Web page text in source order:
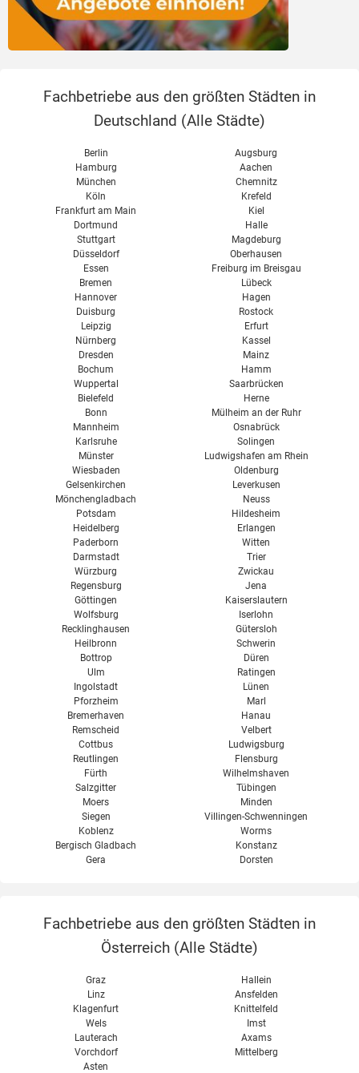
Fachbetriebe aus den größten Städten in
Deutschland (Alle Städte)
Berlin
Hamburg
München
Köln
Frankfurt am Main
Dortmund
Stuttgart
Düsseldorf
Essen
Bremen
Hannover
Duisburg
Leipzig
Nürnberg
Dresden
Bochum
Wuppertal
Bielefeld
Bonn
Mannheim
Karlsruhe
Münster
Wiesbaden
Gelsenkirchen
Mönchengladbach
Augsburg
Aachen
Chemnitz
Krefeld
Kiel
Halle
Magdeburg
Oberhausen
Freiburg im Breisgau
Lübeck
Hagen
Rostock
Erfurt
Kassel
Mainz
Hamm
Saarbrücken
Herne
Mülheim an der Ruhr
Osnabrück
Solingen
Ludwigshafen am Rhein
Oldenburg
Leverkusen
Neuss
Potsdam
Heidelberg
Paderborn
Darmstadt
Würzburg
Regensburg
Göttingen
Wolfsburg
Recklinghausen
Heilbronn
Bottrop
Ulm
Ingolstadt
Pforzheim
Bremerhaven
Remscheid
Cottbus
Reutlingen
Fürth
Salzgitter
Moers
Siegen
Koblenz
Bergisch Gladbach
Gera
Hildesheim
Erlangen
Witten
Trier
Zwickau
Jena
Kaiserslautern
Iserlohn
Gütersloh
Schwerin
Düren
Ratingen
Lünen
Marl
Hanau
Velbert
Ludwigsburg
Flensburg
Wilhelmshaven
Tübingen
Minden
Villingen-Schwenningen
Worms
Konstanz
Dorsten
Fachbetriebe aus den größten Städten in
Österreich (Alle Städte)
Graz
Linz
Klagenfurt
Wels
Hallein
Ansfelden
Knittelfeld
Imst
Lauterach
Vorchdorf
Asten
Axams
Mittelberg